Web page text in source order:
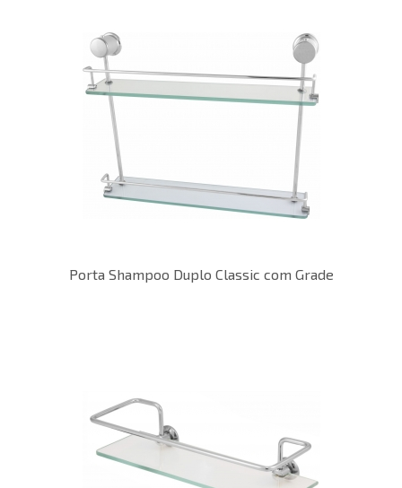
Porta Shampoo Duplo Classic com Grade